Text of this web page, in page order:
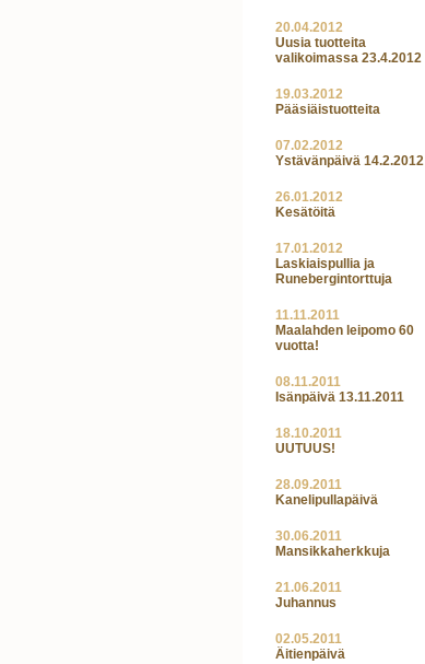
20.04.2012
Uusia tuotteita
valikoimassa 23.4.2012
19.03.2012
Pääsiäistuotteita
07.02.2012
Ystävänpäivä 14.2.2012
26.01.2012
Kesätöitä
17.01.2012
Laskiaispullia ja
Runebergintorttuja
11.11.2011
Maalahden leipomo 60
vuotta!
08.11.2011
Isänpäivä 13.11.2011
18.10.2011
UUTUUS!
28.09.2011
Kanelipullapäivä
30.06.2011
Mansikkaherkkuja
21.06.2011
Juhannus
02.05.2011
Äitienpäivä